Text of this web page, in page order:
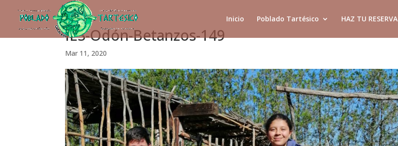
Inicio Poblado Tartésico HAZ TU RESERVA
IES-Odón-Betanzos-149
Mar 11, 2020